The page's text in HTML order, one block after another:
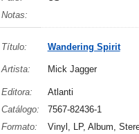
Notas:
Título: Wandering Spirit
Artista: Mick Jagger
Editora:
Atlanti
Catálogo:
7567-82436-1
Formato:
Vinyl, LP, Album,